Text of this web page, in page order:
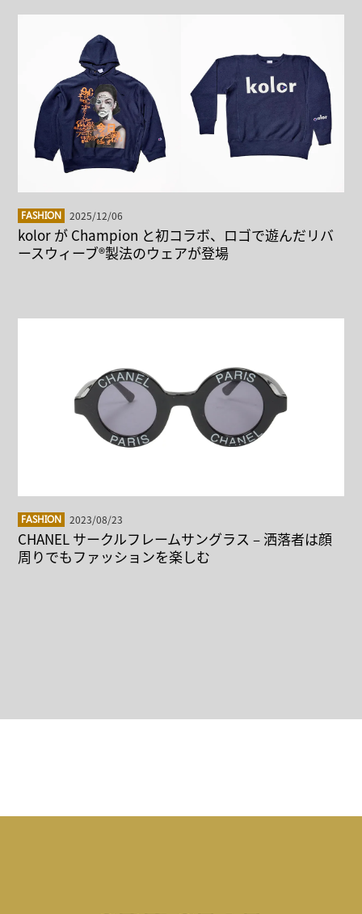
FASHION 2025/12/06
kolor が Champion と初コラボ、ロゴで遊んだリバ
ースウィーブ®製法のウェアが登場
FASHION 2023/08/23
CHANEL サークルフレームサングラス – 洒落者は顔
周りでもファッションを楽しむ